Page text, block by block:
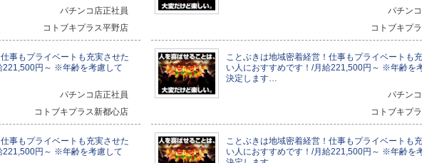
パチンコ店正社員
コトブキプラス平野店
パチン
コトブキプ
事もプライベートも充実させた
221,500円～ ※年齢を考慮して
パチンコ店正社員
コトブキプラス新都心店
ことぶきは地域密着経営！仕事もプライベートも
い人におすすめです！/月給221,500円～ ※年齢を
決定します…
パチン
コトブキプ
事もプライベートも充実させた
221,500円～ ※年齢を考慮して
ことぶきは地域密着経営！仕事もプライベートも
い人におすすめです！/月給221,500円～ ※年齢を